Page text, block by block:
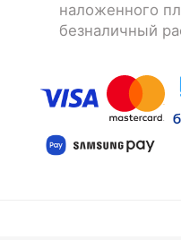
наложенного
безналичный